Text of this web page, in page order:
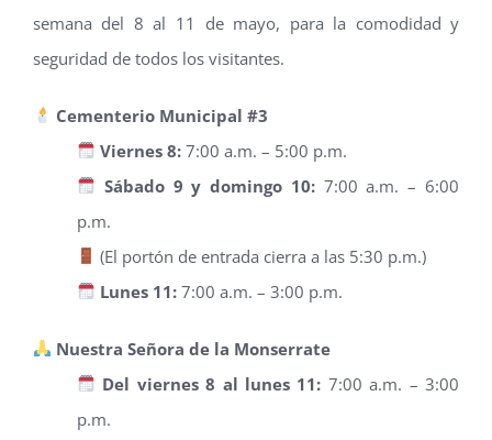
semana del 8 al 11 de mayo, para la comodidad y
seguridad de todos los visitantes.
Cementerio Municipal #3
Viernes 8: 7:00 a.m. – 5:00 p.m.
Sábado 9 y domingo 10:7:00 a.m. – 6:00
p.m.
(El portón de entrada cierra a las 5:30 p.m.)
Lunes 11:7:00 a.m. – 3:00 p.m.
Nuestra Señora de la Monserrate
Del viernes 8 al lunes 11: 7:00 a.m. – 3:00
p.m.